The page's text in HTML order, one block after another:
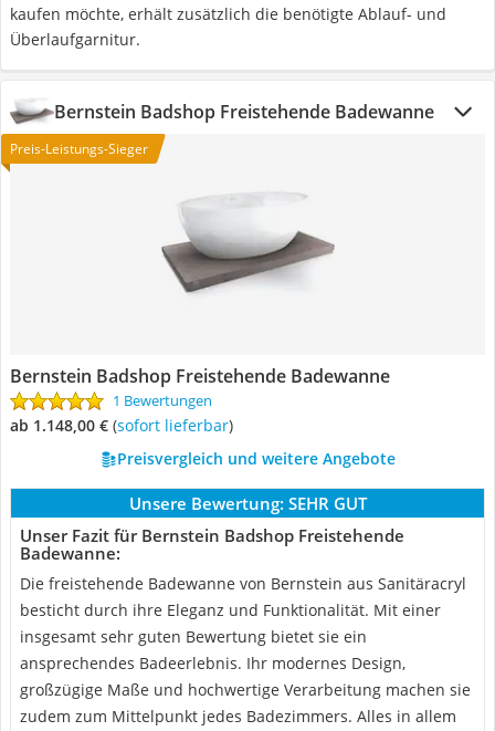
kaufen möchte, erhält zusätzlich die benötigte Ablauf- und
Überlaufgarnitur.
Bernstein Badshop Freistehende Badewanne
Preis-Leistungs-Sieger
Bernstein Badshop Freistehende Badewanne
1 Bewertungen
ab 1.148,00 € ( Sofort lieferbar)
Preisvergleich und weitere Angebote
Unsere Bewertung: SEHR GUT
Unser Fazit für Bernstein Badshop Freistehende
Badewanne:
Die freistehende Badewanne von Bernstein aus Sanitäracryl
besticht durch ihre Eleganz und Funktionalität. Mit einer
insgesamt sehr guten Bewertung bietet sie ein
ansprechendes Badeerlebnis. Ihr modernes Design,
großzügige Maße und hochwertige Verarbeitung machen sie
zudem zum Mittelpunkt jedes Badezimmers. Alles in allem